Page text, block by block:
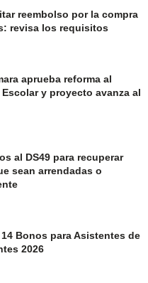
reembolso por la compra
revisa los requisitos
aprueba reforma al
y proyecto avanza al
al DS49 para recuperar
sean arrendadas o
Bonos para Asistentes de
2026